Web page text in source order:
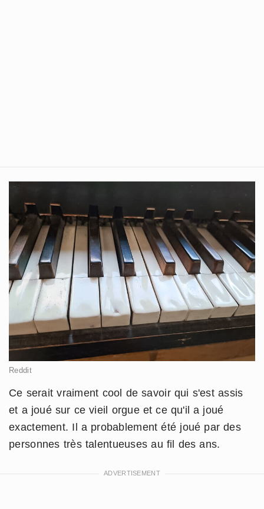
Reddit
Ce serait vraiment cool de savoir qui s'est assis
et a joué sur ce vieil orgue et ce qu'il a joué
exactement. Il a probablement été joué par des
personnes très talentueuses au fil des ans.